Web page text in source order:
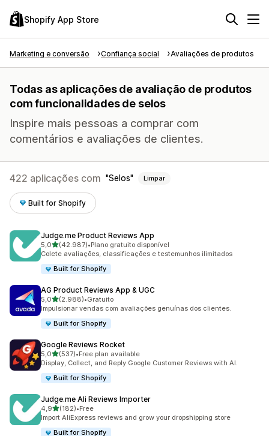
Shopify App Store
Marketing e conversão Confiança social Avaliações de produtos
Todas as aplicações de avaliação de produtos
com funcionalidades de selos
Inspire mais pessoas a comprar com
comentários e avaliações de clientes.
422 aplicações com Selos Limpar
Built for Shopify
Judge.me Product Reviews App
5,0de 5 estrelas
(42.987)
42987 total de avaliações
•Plano gratuito disponível
Colete avaliações, classificações e testemunhos ilimitados
Built for Shopify
AG Product Reviews App & UGC
5,0de 5 estrelas
(2.988)
2988 total de avaliações
•Gratuito
Impulsionar vendas com avaliações genuínas dos clientes.
Built for Shopify
Google Reviews Rocket
5,0de 5 estrelas
(537)
537 total de avaliações
•Free plan available
Display, Collect, and Reply Google Customer Reviews with AI.
Built for Shopify
Judge.me Ali Reviews Importer
4,9de 5 estrelas
(182)
182 total de avaliações
•Free
Import AliExpress reviews and grow your dropshipping store
Built for Shopify